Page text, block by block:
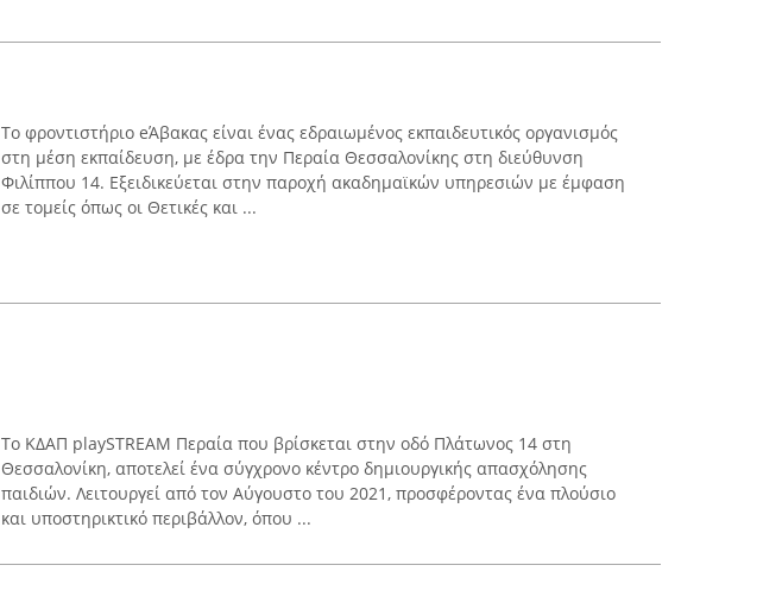
Το φροντιστήριο eΆβακας είναι ένας εδραιωμένος εκπαιδευτικός οργανισμός
στη μέση εκπαίδευση, με έδρα την Περαία Θεσσαλονίκης στη διεύθυνση
Φιλίππου 14. Εξειδικεύεται στην παροχή ακαδημαϊκών υπηρεσιών με έμφαση
σε τομείς όπως οι Θετικές και ...
Το ΚΔΑΠ playSTREAM Περαία που βρίσκεται στην οδό Πλάτωνος 14 στη
Θεσσαλονίκη, αποτελεί ένα σύγχρονο κέντρο δημιουργικής απασχόλησης
παιδιών. Λειτουργεί από τον Αύγουστο του 2021, προσφέροντας ένα πλούσιο
και υποστηρικτικό περιβάλλον, όπου ...